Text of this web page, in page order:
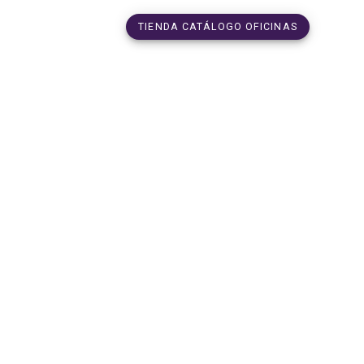
TIENDA CATÁLOGO OFICINAS